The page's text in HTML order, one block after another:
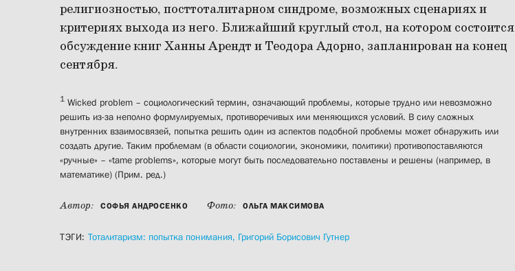
религиозностью, посттоталитарном синдроме, возможных сценариях и
критериях выхода из него. Ближайший круглый стол, на котором состоится
обсуждение книг Ханны Арендт и Теодора Адорно, запланирован на конец
сентября.
1 Wicked problem – социологический термин, означающий проблемы, которые трудно или невозможно
решить из-за неполно формулируемых, противоречивых или меняющихся условий. В силу сложных
внутренних взаимосвязей, попытка решить один из аспектов подобной проблемы может обнаружить или
создать другие. Таким проблемам (в области социологии, экономики, политики) противопоставляются
«ручные» – «tame problems», которые могут быть последовательно поставлены и решены (например, в
математике) (Прим. ред.)
Автор: СОФЬЯ АНДРОСЕНКО Фото: ОЛЬГА МАКСИМОВА
ТЭГИ: Тоталитаризм: попытка понимания, Григорий Борисович Гутнер